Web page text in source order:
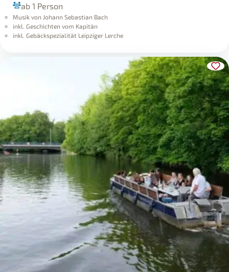
ab 1 Person
Musik von Johann Sebastian Bach
inkl. Geschichten vom Kapitän
inkl. Gebäckspezialität Leipziger Lerche